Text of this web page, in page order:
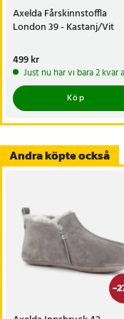
- Design: Ankelhög, med
Artikelnummer:124533
Axelda Fårskinnstoffla
London 39 - Kastanj/Vit
Pris:499 kr
499 kr
Just nu har vi bara 2 kvar
Köp
Andra köpte också
-